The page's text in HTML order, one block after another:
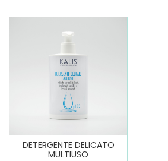
DETERGENTE DELICATO
MULTIUSO